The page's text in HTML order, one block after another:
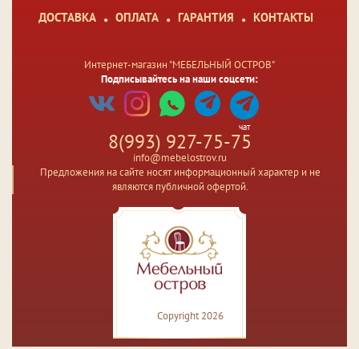
ДОСТАВКА ОПЛАТА ГАРАНТИЯ КОНТАКТЫ
Интернет-магазин "МЕБЕЛЬНЫЙ ОСТРОВ"
Подписывайтесь на наши соцсети:
чат
8(993) 927-75-75
info@mebelostrov.ru
Предложения на сайте носят информационный характер и не
являются публичной офертой.
Copyright 2026